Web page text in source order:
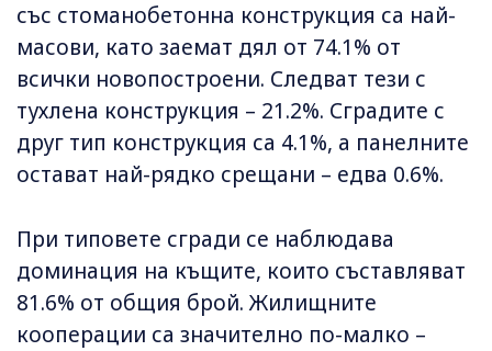
със стоманобетонна конструкция са най-
масови, като заемат дял от 74.1% от
всички новопостроени. Следват тези с
тухлена конструкция – 21.2%. Сградите с
друг тип конструкция са 4.1%, а панелните
остават най-рядко срещани – едва 0.6%.
При типовете сгради се наблюдава
доминация на къщите, които съставляват
81.6% от общия брой. Жилищните
кооперации са значително по-малко –